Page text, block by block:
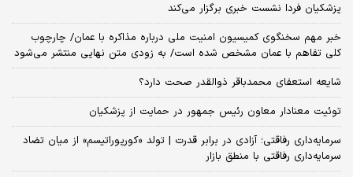
پزشکیان فردا نشست خبری برگزار می‌کند
خبر مهم سخنگوی کمیسیون امنیت ملی درباره مذاکره با عمان/ چارچوب
کلی تفاهم با عمان مشخص شده است/ به زودی متن نهایی منتشر می‌شود
شایعه استعفای محمدباقر ذوالقدر صحت دارد؟
توئیت معنادار معاون رئیس جمهور در حمایت از پزشکیان
سرمایه‌داری رفاقتی؛ آزادی در برابر قدرت | تولد «کورپوراتیسم» از میان تضاد
سرمایه‌داری رفاقتی با منطق بازار